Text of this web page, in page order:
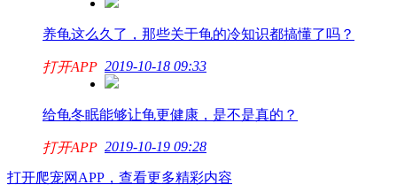
养龟这么久了，那些关于龟的冷知识都搞懂了吗？
2019-10-18 09:33
打开APP
给龟冬眠能够让龟更健康，是不是真的？
2019-10-19 09:28
打开APP
打开爬宠网APP，查看更多精彩内容